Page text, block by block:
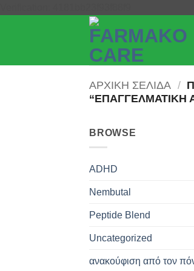
περιεχόμενο
ΑΡΧΙΚΉ ΣΕΛΊΔΑ /
“ΕΠΑΓΓΕΛΜΑΤΙΚΉ
BROWSE
ADHD
Nembutal
Peptide Blend
Uncategorized
ανακούφιση από τον